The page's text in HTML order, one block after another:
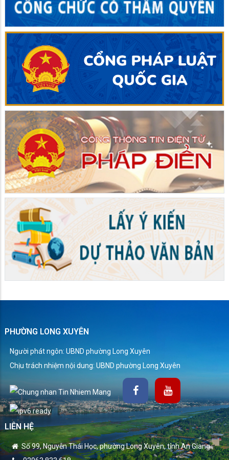
PHƯỜNG LONG XUYÊN
Người phát ngôn: UBND phường Long Xuyên
Chịu trách nhiệm nội dung: UBND phường Long Xuyên
LIÊN HỆ
Số 99, Nguyễn Thái Học, phường Long Xuyên, tỉnh An Giang.